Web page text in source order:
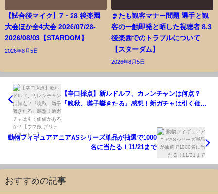
【試合後マイク】7・28 後楽園
大会ほか全4大会 2026/07/28-
2026/08/03【STARDOM】
2026年8月5日
またも観客マナー問題 選手と観
客の一触即発と晒した視聴者 8.3
後楽園でのトラブルについて
【スターダム】
2026年8月5日
【辛口採点】新ルドルフ、カレンチャンは何点？
『晩秋、囃子響きたる』感想！新ガチャは引く価値
動物フィギュアアニアASシリーズ単品が抽選で1000
名に当たる！11/21まで
おすすめの記事